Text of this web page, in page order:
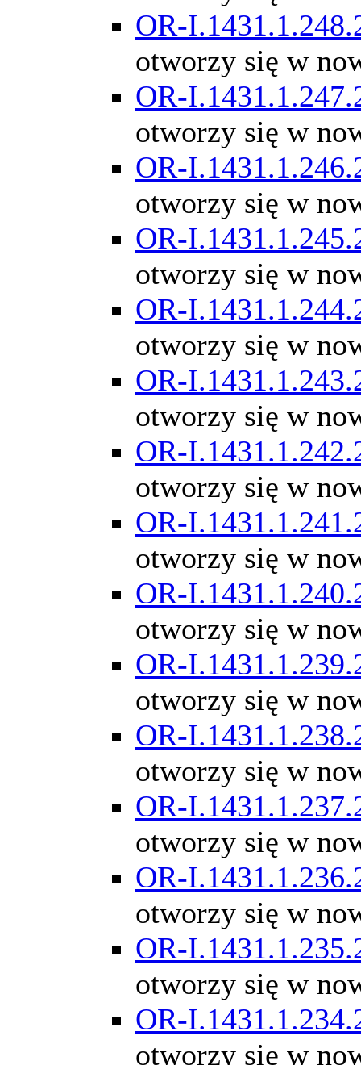
OR-
otworzy się w
OR-
otworzy się w
OR-
otworzy się w
OR-
otworzy się w
OR-
otworzy się w
OR-
otworzy się w
OR-
otworzy się w
OR-
otworzy się w
OR-
otworzy się w
OR-
otworzy się w
OR-
otworzy się w
OR-
otworzy się w
OR-
otworzy się w
OR-
otworzy się w
OR-
otworzy się w